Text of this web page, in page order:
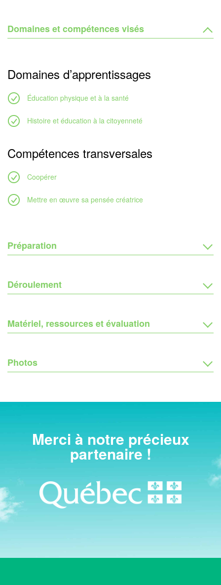
Domaines et compétences visés
Domaines d’apprentissages
Éducation physique et à la santé
Histoire et éducation à la citoyenneté
Compétences transversales
Coopérer
Mettre en œuvre sa pensée créatrice
Préparation
Déroulement
Matériel, ressources et évaluation
Photos
Merci à notre précieux
partenaire !